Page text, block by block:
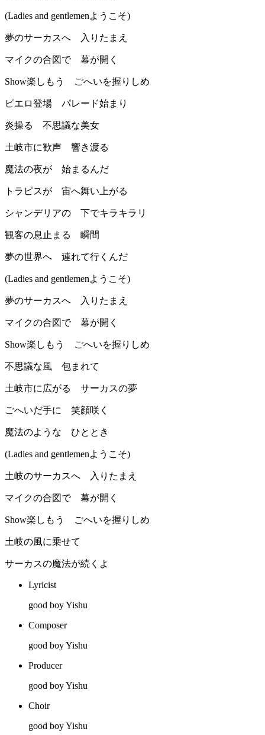
(Ladies and gentlemenようこそ)
夢のサーカスへ 入りたまえ
マイクの合図で 幕が開く
Show楽しもう ごへいを握りしめ
ピエロ登場 パレード始まり
炎操る 不思議な美女
土岐市に歓声 響き渡る
魔法の夜が 始まるんだ
トラピスが 宙へ舞い上がる
シャンデリアの 下でキラキラリ
観客の息止まる 瞬間
夢の世界へ 連れて行くんだ
(Ladies and gentlemenようこそ)
夢のサーカスへ 入りたまえ
マイクの合図で 幕が開く
Show楽しもう ごへいを握りしめ
不思議な風 包まれて
土岐市に広がる サーカスの夢
ごへいだ手に 笑顔咲く
魔法のような ひととき
(Ladies and gentlemenようこそ)
土岐のサーカスへ 入りたまえ
マイクの合図で 幕が開く
Show楽しもう ごへいを握りしめ
土岐の風に乗せて
サーカスの魔法が続くよ
Lyricist
good boy Yishu
Composer
good boy Yishu
Producer
good boy Yishu
Choir
good boy Yishu